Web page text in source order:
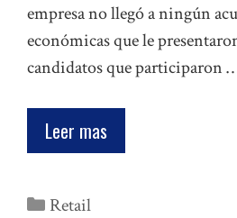
empresa no llegó a ningún
económicas que le
candidatos que participaron
Leer mas
Categorías
Retail